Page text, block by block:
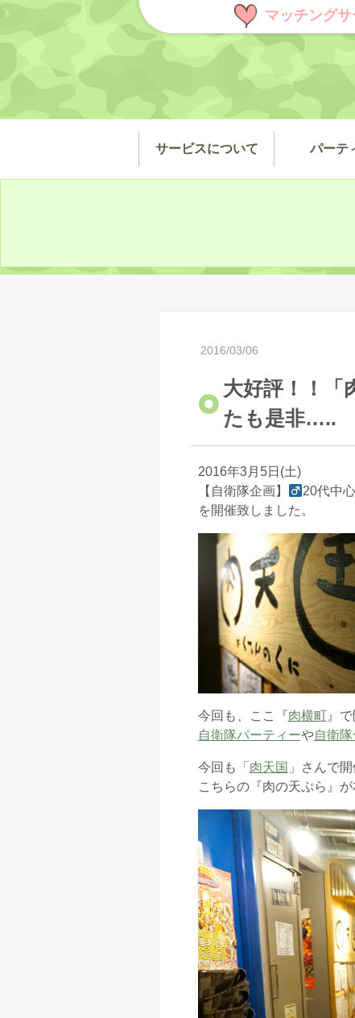
マッチングサ
サービスについて パーテ
2016/03/06
大好評！！「
たも是非…..
2016年3月5日(土)
【自衛隊企画】
20代中
を開催致しました。
今回も、ここ『肉横町』で
自衛隊パーティーや自衛隊
今回も「 肉天国 」さんで
こちらの『肉の天ぷら』